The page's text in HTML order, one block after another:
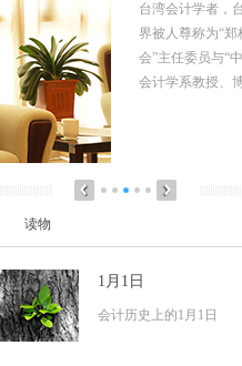
台湾会计学者，
界被人尊称为“
会”主任委员与“
会计学系教授、
读物
1月1日
会计历史上的1月1日